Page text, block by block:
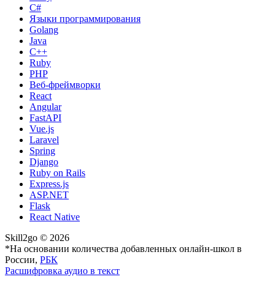
C#
Языки программирования
Golang
Java
C++
Ruby
PHP
Веб-фреймворки
React
Angular
FastAPI
Vue.js
Laravel
Spring
Django
Ruby on Rails
Express.js
ASP.NET
Flask
React Native
Skill2go © 2026
*На основании количества добавленных онлайн-школ в
России, РБК
Расшифровка аудио в текст